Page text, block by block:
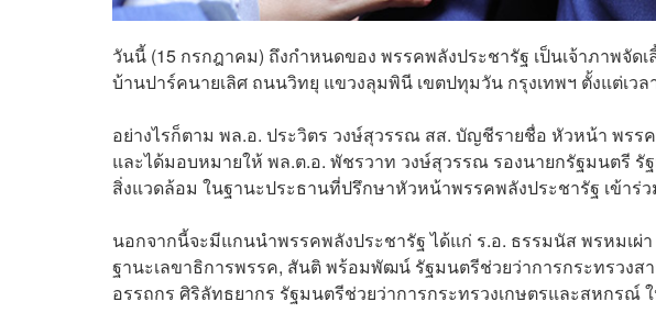
วันนี้ (15 กรกฎาคม) ถึงกำหนดของ พรรคพลังประชารัฐ เป็นเจ้าภาพจัด
บ้านปาร์คนายเลิศ ถนนวิทยุ แขวงลุมพินี เขตปทุมวัน กรุงเทพฯ ตั้งแต่เวล
อย่างไรก็ตาม พล.อ. ประวิตร วงษ์สุวรรณ สส. บัญชีรายชื่อ หัวหน้า พรร
และได้มอบหมายให้ พล.ต.อ. พัชรวาท วงษ์สุวรรณ รองนายกรัฐมนตรี
สิ่งแวดล้อม ในฐานะประธานที่ปรึกษาหัวหน้าพรรคพลังประชารัฐ เข้าร่
นอกจากนี้จะมีแกนนำพรรคพลังประชารัฐ ได้แก่ ร.อ. ธรรมนัส พรหมเผ่
ฐานะเลขาธิการพรรค, สันติ พร้อมพัฒน์ รัฐมนตรีช่วยว่าการกระทรวง
อรรถกร ศิริลัทธยากร รัฐมนตรีช่วยว่าการกระทรวงเกษตรและสหกรณ์